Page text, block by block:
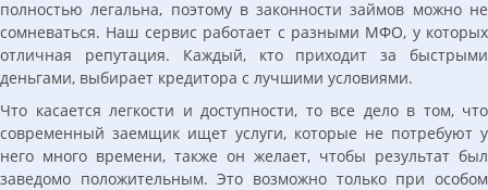
полностью легальна, поэтому в законности займов можно не
сомневаться. Наш сервис работает с разными МФО, у которых
отличная репутация. Каждый, кто приходит за быстрыми
деньгами, выбирает кредитора с лучшими условиями.
Что касается легкости и доступности, то все дело в том, что
современный заемщик ищет услуги, которые не потребуют у
него много времени, также он желает, чтобы результат был
заведомо положительным. Это возможно только при особом